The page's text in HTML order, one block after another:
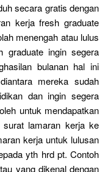
secara gratis dengan
kerja fresh graduate
menengah atau lulus
graduate ingin segera
bulanan hal ini
mereka sudah
dan ingin segera
untuk mendapatkan
surat lamaran kerja ke
kerja untuk lulusan
yth hrd pt. Contoh
yang dikenal dengan